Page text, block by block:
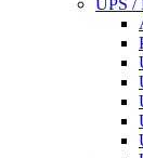
UPS /